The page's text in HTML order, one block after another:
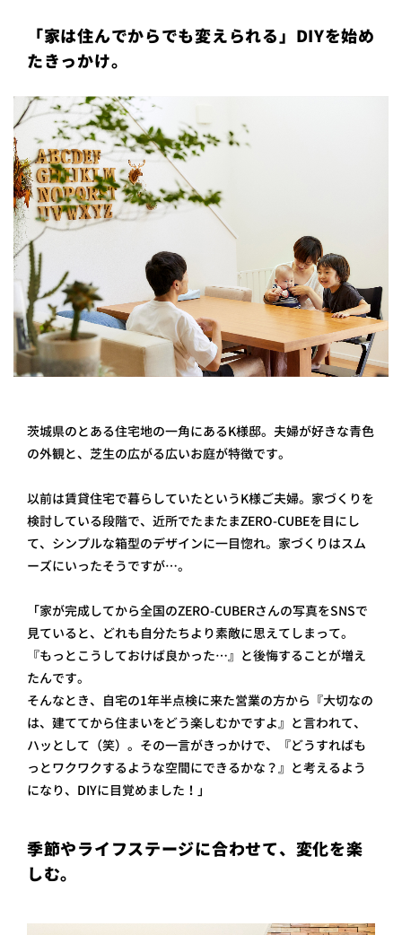
採用情
報
「家は住んでからでも変えられる」DIYを始め
たきっかけ。
茨城県のとある住宅地の一角にあるK様邸。夫婦が好きな青色
の外観と、芝生の広がる広いお庭が特徴です。
以前は賃貸住宅で暮らしていたというK様ご夫婦。家づくりを
検討している段階で、近所でたまたまZERO-CUBEを目にし
て、シンプルな箱型のデザインに一目惚れ。家づくりはスム
ーズにいったそうですが…。
「家が完成してから全国のZERO-CUBERさんの写真をSNSで
見ていると、どれも自分たちより素敵に思えてしまって。
『もっとこうしておけば良かった…』と後悔することが増え
たんです。
そんなとき、自宅の1年半点検に来た営業の方から『大切なの
は、建ててから住まいをどう楽しむかですよ』と言われて、
ハッとして（笑）。その一言がきっかけで、『どうすればも
っとワクワクするような空間にできるかな？』と考えるよう
になり、DIYに目覚めました！」
季節やライフステージに合わせて、変化を楽
しむ。